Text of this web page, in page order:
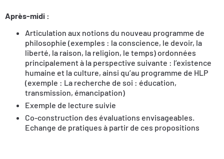
Après-midi :
Articulation aux notions du nouveau programme de
philosophie (exemples : la conscience, le devoir, la
liberté, la raison, la religion, le temps) ordonnées
principalement à la perspective suivante : l’existence
humaine et la culture, ainsi qu’au programme de HLP
(exemple : La recherche de soi : éducation,
transmission, émancipation)
Exemple de lecture suivie
Co-construction des évaluations envisageables.
Echange de pratiques à partir de ces propositions